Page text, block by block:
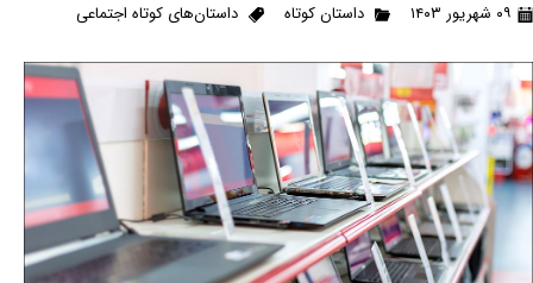
۰۹ شهریور ۱۴۰۳ داستان کوتاه داستان‌های کوتاه اجتماعی